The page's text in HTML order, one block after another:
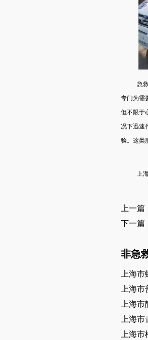
急
专门为需
但不限于
况下迅速
验。这类
上
上一
下一篇
非急
上海
上海
上海
上海
上海